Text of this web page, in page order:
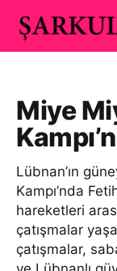
Miye
Lübnan’ın
Kampı’nda
hareketleri
çatışmalar
çatışmalar,